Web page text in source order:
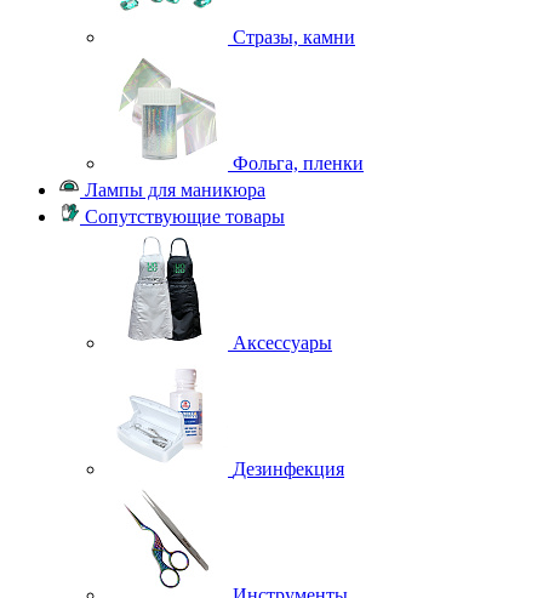
Стразы, камни
Фольга, пленки
Лампы для маникюра
Сопутствующие товары
Аксессуары
Дезинфекция